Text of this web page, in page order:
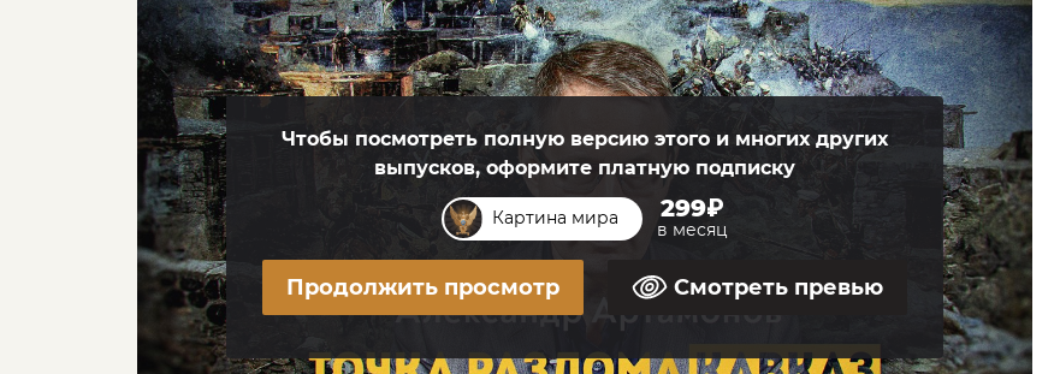
Чтобы посмотреть полную версию этого и многих других
выпусков, оформите платную подписку
Картина мира 299₽
в месяц
Продолжить просмотр Смотреть превью